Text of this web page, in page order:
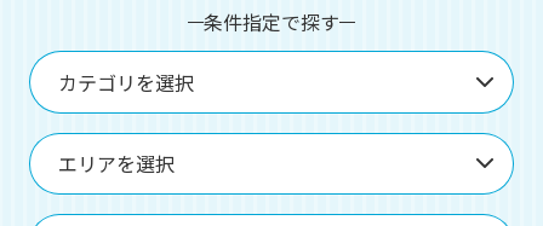
サ
イ
ト
条件指定で探す
カテゴリを選択
エリアを選択